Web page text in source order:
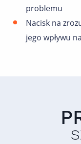
problemu
Nacisk na
jego wpływu